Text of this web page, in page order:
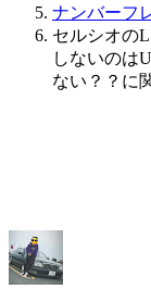
ナンバーフ
セルシオの
しないのは
ない？？に